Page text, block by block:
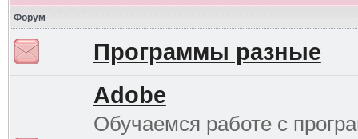
Форум
Программы разные
Adobe
Обучаемся работе с